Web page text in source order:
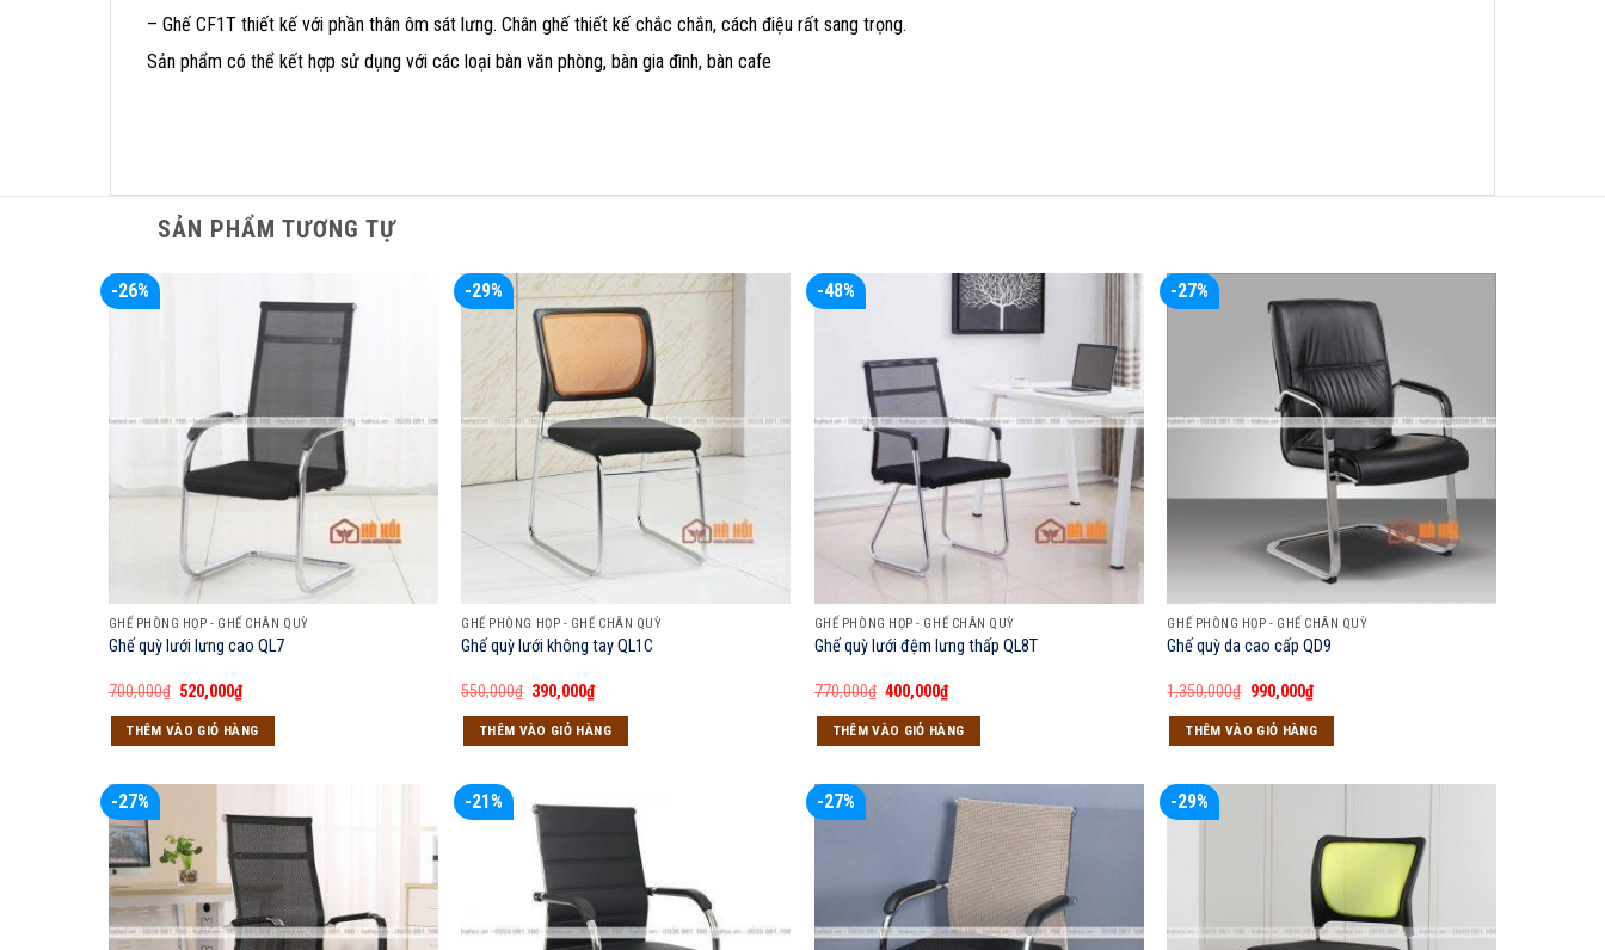
– Ghế CF1T thiết kế với phần thân ôm sát lưng. Chân ghế thiết kế chắc chắn, cách điệu rất sang trọng.
Sản phẩm có thể kết hợp sử dụng với các loại bàn văn phòng, bàn gia đình, bàn cafe
SẢN PHẨM TƯƠNG TỰ
-26%
GHẾ PHÒNG HỌP - GHẾ CHÂN QUỲ
Ghế quỳ lưới lưng cao QL7
700,000₫ Giá
là:
700,000₫.
520,000₫Giá
hiện
tại
là:
THÊM VÀO GIỎ HÀNG
-29%
GHẾ PHÒNG HỌP - GHẾ CHÂN QUỲ
Ghế quỳ lưới không tay QL1C
550,000₫ Giá
là:
550,000₫.
390,000₫Giá
hiện
tại
là:
THÊM VÀO GIỎ HÀNG
-48%
GHẾ PHÒNG HỌP - GHẾ CHÂN QUỲ
Ghế quỳ lưới đệm lưng thấp QL8T
770,000₫ Giá
là:
770,000₫.
400,000₫Giá
hiện
tại
là:
THÊM VÀO GIỎ HÀNG
-27%
GHẾ PHÒNG HỌP - GHẾ CHÂN QUỲ
Ghế quỳ da cao cấp QD9
1,350,000₫ Giá
là:
1,350,000₫.
990,000₫Giá
hiện
tại
là:
THÊM VÀO GIỎ HÀNG
-27% -21% -27% -29%